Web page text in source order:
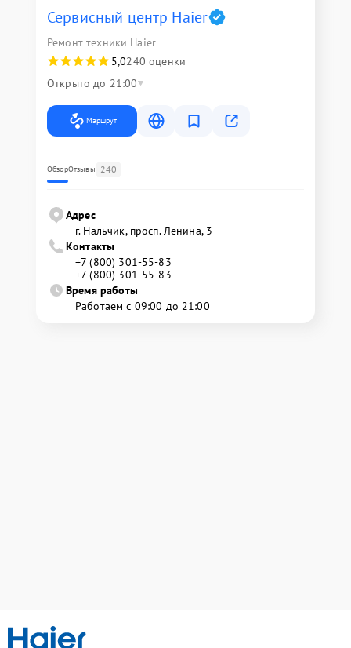
Сервисный центр Haier
Ремонт техники Haier
5,0240 оценки
Открыто до 21:00
Маршрут
ОбзорОтзывы 240
Адрес
г. Нальчик, просп. Ленина, 3
Контакты
+7 (800) 301-55-83
+7 (800) 301-55-83
Время работы
Работаем с 09:00 до 21:00